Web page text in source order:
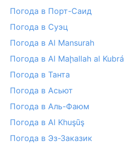
Погода в Порт-Саид
Погода в Суэц
Погода в Al Mansurah
Погода в Al Maḩallah al Kubrá
Погода в Танта
Погода в Асьют
Погода в Аль-Фаюм
Погода в Al Khuşūş
Погода в Эз-Заказик